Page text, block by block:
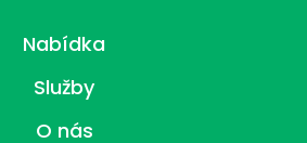
Nabídka
Služby
O nás